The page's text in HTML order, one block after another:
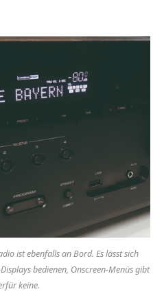
ist ebenfalls an Bord. Es lässt sich
bedienen, Onscreen-Menüs gibt
keine.